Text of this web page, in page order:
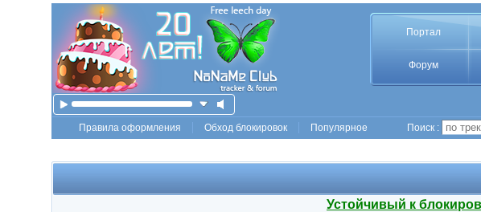
Портал
Форум
Правила оформления Обход блокировок Популярное Поиск :
Устойчивый к